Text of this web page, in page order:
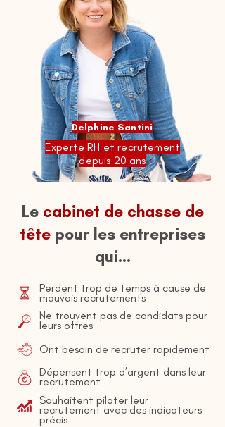
Experte RH et recrutement
depuis 20 ans
Delphine Santini
Le cabinet de chasse de
tête pour les entreprises
qui...
Perdent trop de temps à cause de
mauvais recrutements
Ne trouvent pas de candidats pour
leurs offres
Ont besoin de recruter rapidement
Dépensent trop d’argent dans leur
recrutement
Souhaitent piloter leur
recrutement avec des indicateurs
précis